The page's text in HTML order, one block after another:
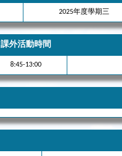
2025年度學期三
課外活動時間
8:45-13:00